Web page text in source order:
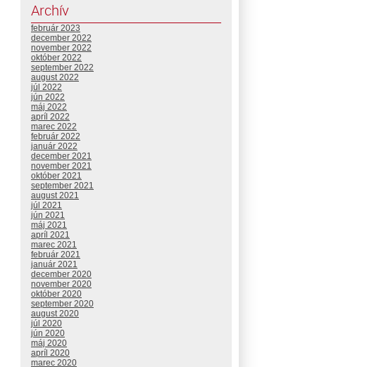
Archív
február 2023
december 2022
november 2022
október 2022
september 2022
august 2022
júl 2022
jún 2022
máj 2022
apríl 2022
marec 2022
február 2022
január 2022
december 2021
november 2021
október 2021
september 2021
august 2021
júl 2021
jún 2021
máj 2021
apríl 2021
marec 2021
február 2021
január 2021
december 2020
november 2020
október 2020
september 2020
august 2020
júl 2020
jún 2020
máj 2020
apríl 2020
marec 2020